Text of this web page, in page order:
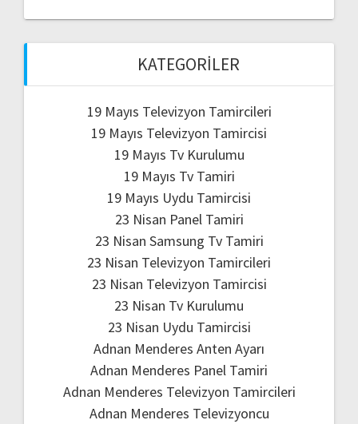
KATEGORILER
19 Mayıs Televizyon Tamircileri
19 Mayıs Televizyon Tamircisi
19 Mayıs Tv Kurulumu
19 Mayıs Tv Tamiri
19 Mayıs Uydu Tamircisi
23 Nisan Panel Tamiri
23 Nisan Samsung Tv Tamiri
23 Nisan Televizyon Tamircileri
23 Nisan Televizyon Tamircisi
23 Nisan Tv Kurulumu
23 Nisan Uydu Tamircisi
Adnan Menderes Anten Ayarı
Adnan Menderes Panel Tamiri
Adnan Menderes Televizyon Tamircileri
Adnan Menderes Televizyoncu